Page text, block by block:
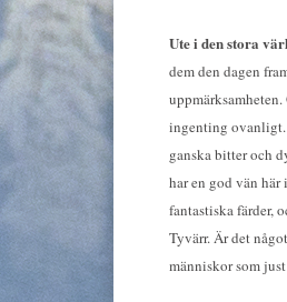
Ute i den stora
dem den dagen
ingenting ovanligt.
ganska bitter och
har en god vän här
fantastiska färder,
Tyvärr. Är det
människor som